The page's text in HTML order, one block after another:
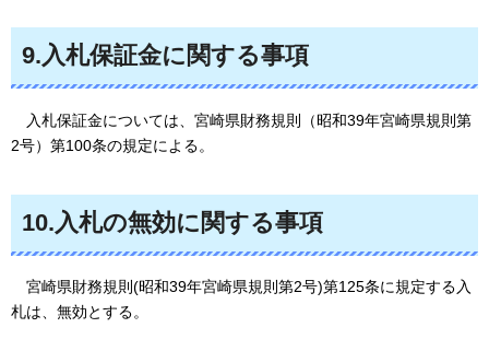
9.入札保証金に関する事項
入札保証金については、宮崎県財務規則（昭和39年宮崎県規則第
2号）第100条の規定による。
10.入札の無効に関する事項
宮崎県財務規則(昭和39年宮崎県規則第2号)第125条に規定する入
札は、無効とする。